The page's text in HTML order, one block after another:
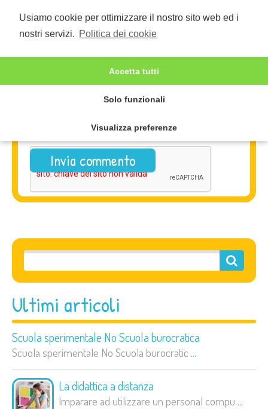
Usiamo cookie per ottimizzare il nostro sito web ed i
nostri servizi. Politica dei cookie
Accetta tutti
Solo funzionali
Visualizza preferenze
Ultimi articoli
Scuola sperimentale No Scuola burocratica
Scuola sperimentale No Scuola burocratic ...
La didattica a distanza
Imparare ad utilizzare un personal compu ...
Email*